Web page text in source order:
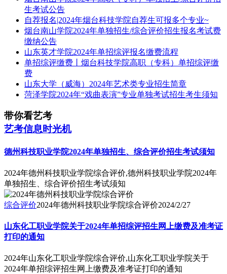
生考试公告
自荐报名|2024年烟台科技学院自荐生可报多个专业~
烟台南山学院2024年单独招生/综合评价招生报名考试费
缴纳公告
山东英才学院2024年单招综评报名缴费流程
单招综评缴费丨烟台科技学院高职（专科）单招综评缴
费
山东大学（威海）2024年艺术类专业招生简章
菏泽学院2024年“戏曲表演”专业单独考试招生考生须知
带你看艺考
艺考信息时光机
德州科技职业学院2024年单独招生、综合评价招生考试须知
2024年德州科技职业学院综合评价,德州科技职业学院2024年
单独招生、综合评价招生考试须知
综合评价2024年德州科技职业学院综合评价2024/2/27
山东化工职业学院关于2024年单招综评招生网上缴费及准考证
打印的通知
2024年山东化工职业学院综合评价,山东化工职业学院关于
2024年单招综评招生网上缴费及准考证打印的通知